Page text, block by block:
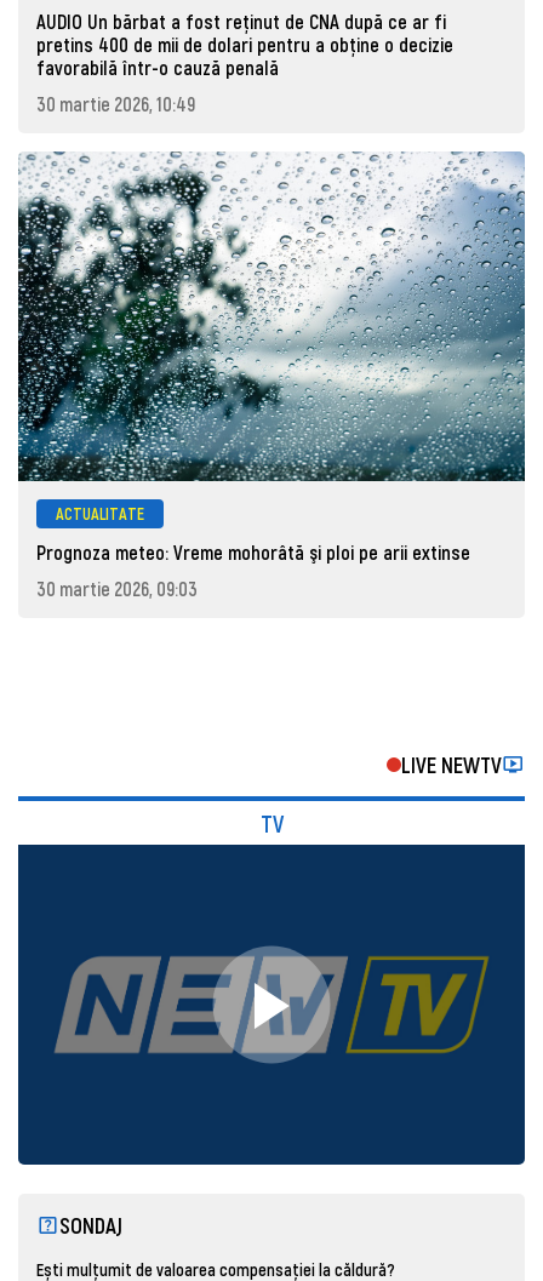
AUDIO Un bărbat a fost reținut de CNA după ce ar fi
pretins 400 de mii de dolari pentru a obține o decizie
favorabilă într-o cauză penală
30 martie 2026, 10:49
ACTUALITATE
Prognoza meteo: Vreme mohorâtă şi ploi pe arii extinse
30 martie 2026, 09:03
LIVE NEWTV
TV
SONDAJ
Ești mulțumit de valoarea compensației la căldură?